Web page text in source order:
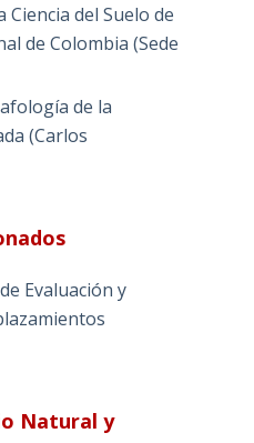
del Suelo de
de Colombia (Sede
de la
(Carlos
Evaluación y
Natural y